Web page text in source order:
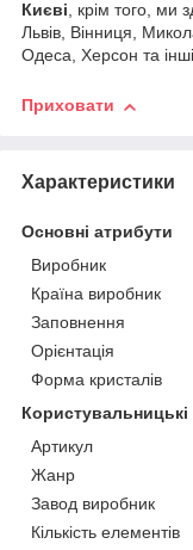
Києві, крім того, ми
Львів, Вінниця,
Одеса, Херсон та
Приховати
Характеристики
Основні атрибути
Виробник
Країна виробник
Заповнення
Орієнтація
Форма кристалів
Користувальницькі
Артикул
Жанр
Завод виробник
Кількість елементів